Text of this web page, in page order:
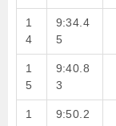
1
4
9:34.4
5
1
5
9:40.8
3
1
9:50.2